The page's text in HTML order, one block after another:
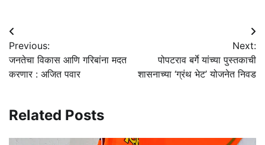
Post
navigation
Previous:
जनतेचा विकास आणि गरिबांना मदत
करणार : अजित पवार
Next:
पोपटराव बर्गे यांच्या पुस्तकाची
शासनाच्या ‘ग्रंथ भेट’ योजनेत निवड
Related Posts